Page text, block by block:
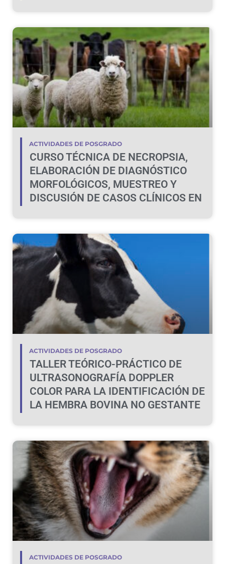
ACTIVIDADES DE POSGRADO
CURSO TÉCNICA DE NECROPSIA,
ELABORACIÓN DE DIAGNÓSTICO
MORFOLÓGICOS, MUESTREO Y
DISCUSIÓN DE CASOS CLÍNICOS EN
ACTIVIDADES DE POSGRADO
TALLER TEÓRICO-PRÁCTICO DE
ULTRASONOGRAFÍA DOPPLER
COLOR PARA LA IDENTIFICACIÓN DE
LA HEMBRA BOVINA NO GESTANTE
ACTIVIDADES DE POSGRADO